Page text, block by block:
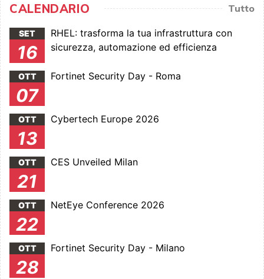
CALENDARIO Tutto
SET
16
RHEL: trasforma la tua infrastruttura con
sicurezza, automazione ed efficienza
OTT
07
Fortinet Security Day - Roma
OTT
13
Cybertech Europe 2026
OTT
21
CES Unveiled Milan
OTT
22
NetEye Conference 2026
OTT
28
Fortinet Security Day - Milano